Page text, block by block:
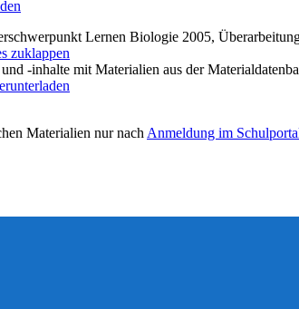
Lernen Biologie 2005,
zuklappen
-inhalte mit Materialien aus der
Materialien nur nach Anmeldung im